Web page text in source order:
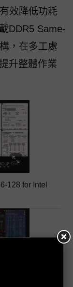
效降低功耗
DDR5 Same-
，在多工處
升整體作業
128 for Intel